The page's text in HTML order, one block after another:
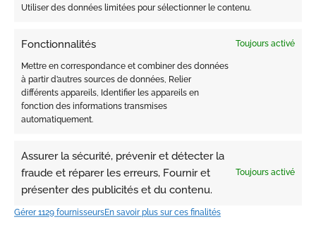
Utiliser des données limitées pour sélectionner le contenu.
Fonctionnalités Toujours activé
Mettre en correspondance et combiner des données
à partir d’autres sources de données, Relier
différents appareils, Identifier les appareils en
fonction des informations transmises
automatiquement.
Assurer la sécurité, prévenir et détecter la
fraude et réparer les erreurs, Fournir et
présenter des publicités et du contenu.
Toujours activé
Gérer 1129 fournisseursEn savoir plus sur ces finalités
SERVIZIO
TAGLIO BAMBINO
35.00
Coupe + barbe
€ 100.00